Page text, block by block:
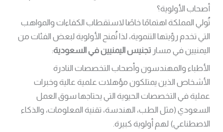
أصحاب الأولوية؟
تُولي المملكة اهتمامًا خاصًا لاستقطاب الكفاءات والمواهب
التي تخدم رؤيتها التنموية، لذا تُمنح الأولوية لبعض الفئات من
اليمنيين في مسارتجنيس اليمنيين في السعودية:
الأطباء والمهندسون وأصحاب التخصصات النادرة
الأشخاص الذين يمتلكون مؤهلات علمية عالية وخبرات
عملية في التخصصات الحيوية التي يحتاجها سوق العمل
السعودي (مثل الطب، الهندسة، تقنية المعلومات، والذكاء
الاصطناعي) لهم أولوية كبيرة.